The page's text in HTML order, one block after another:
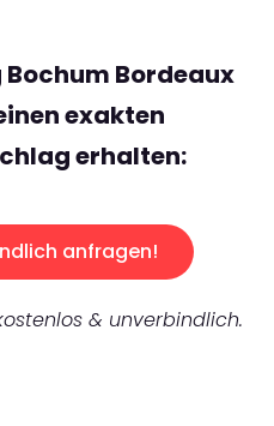
Bordeaux
exakten
erhalten:
anfragen!
& unverbindlich.